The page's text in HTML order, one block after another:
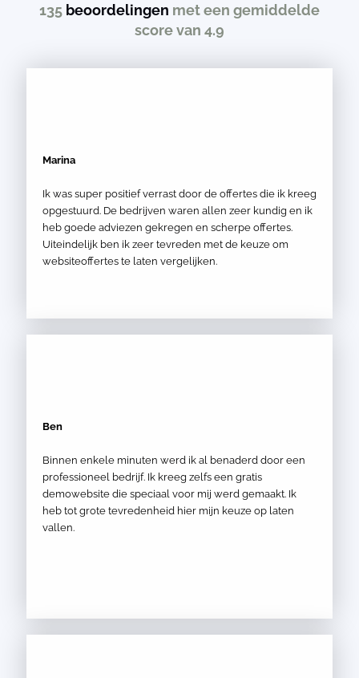
135 beoordelingen met een gemiddelde
score van 4.9
Marina
Ik was super positief verrast door de offertes die ik kreeg
opgestuurd. De bedrijven waren allen zeer kundig en ik
heb goede adviezen gekregen en scherpe offertes.
Uiteindelijk ben ik zeer tevreden met de keuze om
websiteoffertes te laten vergelijken.
Ben
Binnen enkele minuten werd ik al benaderd door een
professioneel bedrijf. Ik kreeg zelfs een gratis
demowebsite die speciaal voor mij werd gemaakt. Ik
heb tot grote tevredenheid hier mijn keuze op laten
vallen.